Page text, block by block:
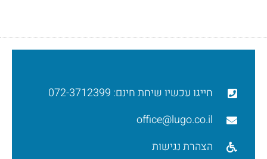
חייגו עכשיו שיחת חינם: 072-3712399
office@lugo.co.il
הצהרת נגישות